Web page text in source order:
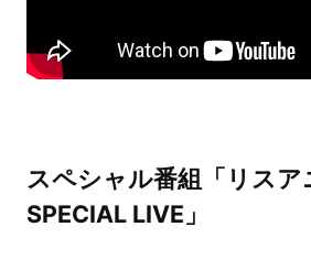
スペシャル番組「リスア
SPECIAL LIVE」